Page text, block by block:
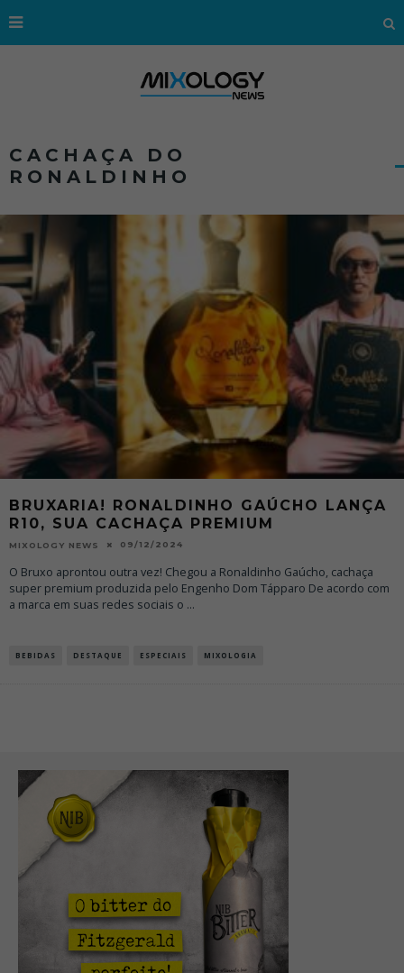
CACHAÇA DO
RONALDINHO
BRUXARIA! RONALDINHO GAÚCHO LANÇA
R10, SUA CACHAÇA PREMIUM
MIXOLOGY NEWS 09/12/2024
O Bruxo aprontou outra vez! Chegou a Ronaldinho Gaúcho, cachaça
super premium produzida pelo Engenho Dom Tápparo De acordo com
a marca em suas redes sociais o ...
BEBIDAS DESTAQUE ESPECIAIS MIXOLOGIA